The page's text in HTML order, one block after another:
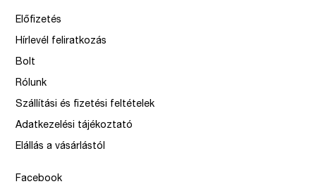
Előfizetés
Hírlevél feliratkozás
Bolt
Rólunk
Szállítási és fizetési feltételek
Adatkezelési tájékoztató
Elállás a vásárlástól
Facebook